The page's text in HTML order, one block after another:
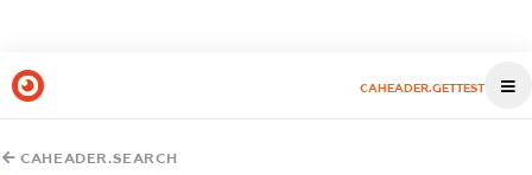
CAHEADER.GETTEST
CAHEADER.SEARCH